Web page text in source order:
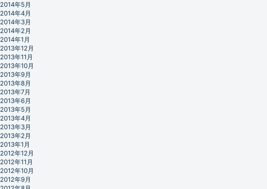
2014年5月
2014年4月
2014年3月
2014年2月
2014年1月
2013年12月
2013年11月
2013年10月
2013年9月
2013年8月
2013年7月
2013年6月
2013年5月
2013年4月
2013年3月
2013年2月
2013年1月
2012年12月
2012年11月
2012年10月
2012年9月